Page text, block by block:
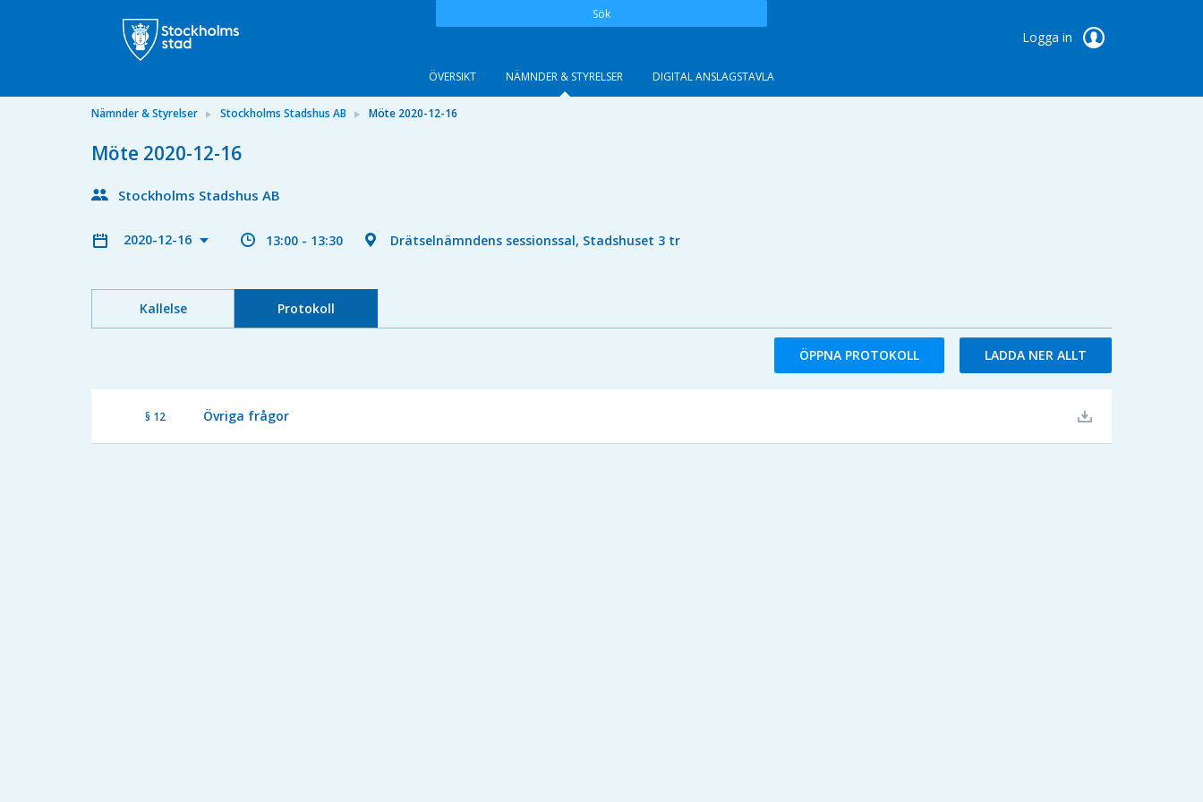
Sök
Logga in
ÖVERSIKT NÄMNDER & STYRELSER DIGITAL ANSLAGSTAVLA
Nämnder & Styrelser Stockholms Stadshus AB Möte 2020-12-16
Möte 2020-12-16
Stockholms Stadshus AB
2020-12-16 13:00 - 13:30 Drätselnämndens sessionssal, Stadshuset 3 tr
Kallelse Protokoll
ÖPPNA PROTOKOLL LADDA NER ALLT
§ 12 Övriga frågor